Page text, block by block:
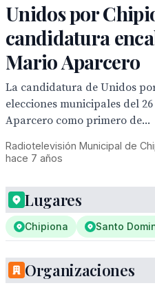
Unidos por
candidatura
Mario Aparcero
La candidatura de Unidos
elecciones municipales del
Aparcero como primero de...
Radiotelevisión Municipal de
hace 7 años
Lugares
Chipiona Santo
Organizaciones